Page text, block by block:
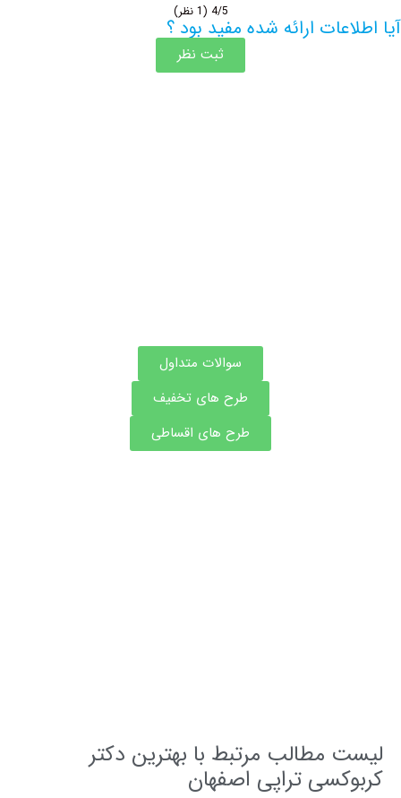
ارائه شده مفید بود ؟
ثبت نظر
سوالات متداول
طرح های تخفیف
طرح های اقساطی
مطالب مرتبط با بهترین دکتر
تراپی اصفهان